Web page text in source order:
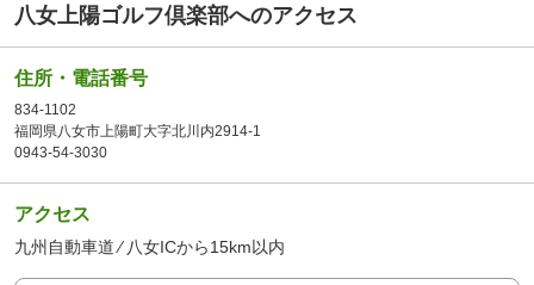
八女上陽ゴルフ倶楽部へのアクセス
住所・電話番号
834-1102
福岡県八女市上陽町大字北川内2914-1
0943-54-3030
アクセス
九州自動車道 ⁄ 八女ICから15km以内